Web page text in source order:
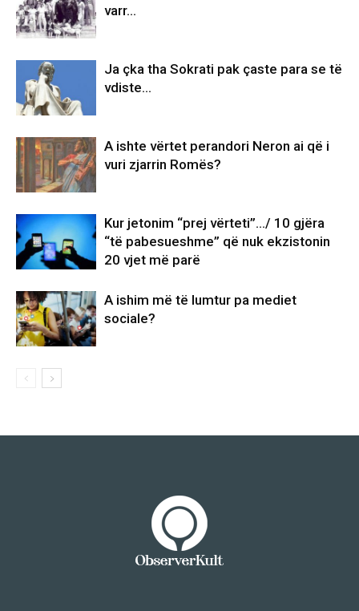
varr…
Ja çka tha Sokrati pak çaste para se të
vdiste…
A ishte vërtet perandori Neron ai që i
vuri zjarrin Romës?
Kur jetonim “prej vërteti”…/ 10 gjëra
“të pabesueshme” që nuk ekzistonin
20 vjet më parë
A ishim më të lumtur pa mediet
sociale?